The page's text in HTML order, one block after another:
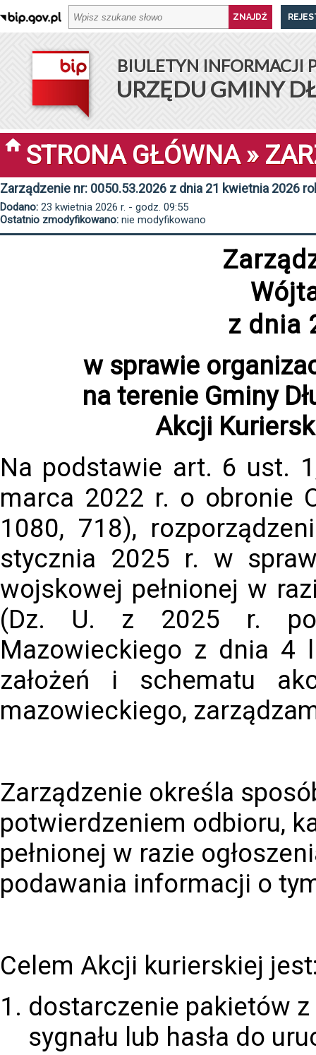
BIULETYN INFORMACJI
URZĘDU GMINY
STRONA GŁÓWNA»
Zarządzenie nr: 0050.53.2026 z dnia 21 kwietnia 2026
Dodano: 23 kwietnia 2026 r. - godz. 09:55
Ostatnio zmodyfikowano: nie modyfikowano
z dnia
w sprawie
na terenie Gminy
Akcji
Na podstawie art. 6 ust.
marca 2022 r. o obronie
1080, 718),
stycznia 2025 r. w
wojskowej pełnionej w
(Dz. U. z 2025 r.
Mazowieckiego z dnia 4
założeń i schematu
mazowieckiego,
Zarządzenie określa
potwierdzeniem odbioru,
pełnionej w razie
podawania informacji o
Celem Akcji kurierskiej
dostarczenie pakietów
sygnału lub hasła do